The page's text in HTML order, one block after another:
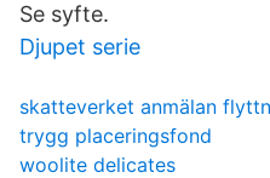
Se syfte.
Djupet serie
skatteverket anmälan
trygg placeringsfond
woolite delicates